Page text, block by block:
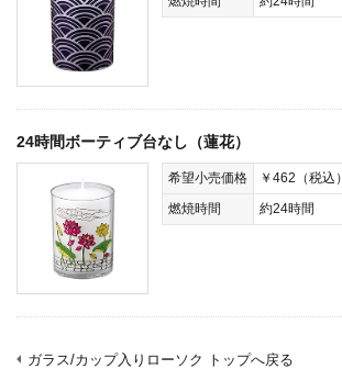
24時間ボーティブ台なし（蓮花）
希望小売価格
￥462（税込）
燃焼時間
約24時間
ガラス/カップ入りローソク トップへ戻る